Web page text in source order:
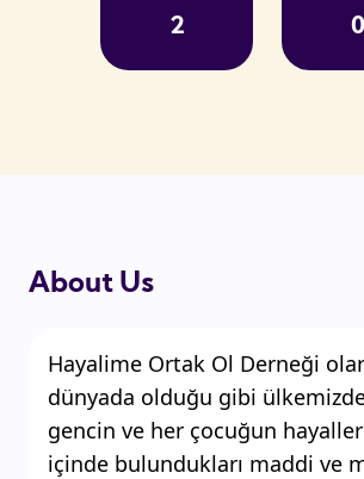
2 0
About Us
Hayalime Ortak Ol Derneği
dünyada olduğu gibi
gencin ve her çocuğun
içinde bulundukları maddi ve